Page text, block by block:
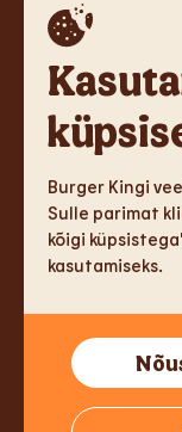
Burger Kingi
Sulle parimat
kõigi
kasutamiseks.
Taimsed burgerid
wrapid
Magustoidud
Tule tööle
Tule tööle
TM & Copyright
kaitstud.
Tallink Fast Food